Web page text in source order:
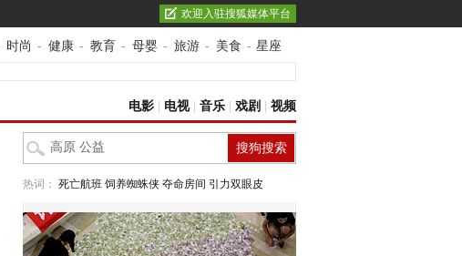
欢迎入驻搜狐媒体平台
时尚 - 健康 - 教育 - 母婴 - 旅游 - 美食 - 星座
电影 电视| 音乐 戏剧 视频
热词： 死亡航班 饲养蜘蛛侠 夺命房间 引力双眼皮